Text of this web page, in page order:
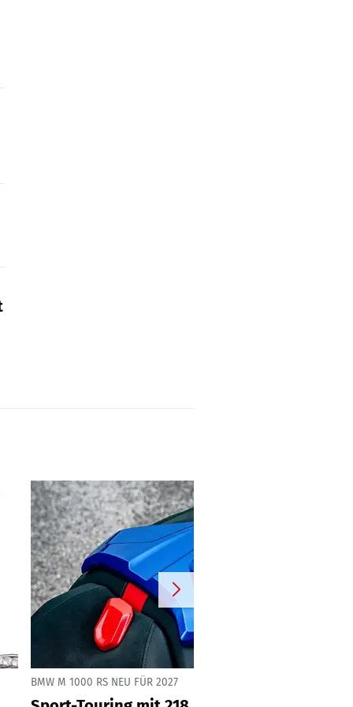
BMW M 1000 RS NEU FÜR 2027